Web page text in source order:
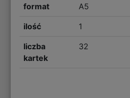
format A5
ilość 1
liczba
kartek
32